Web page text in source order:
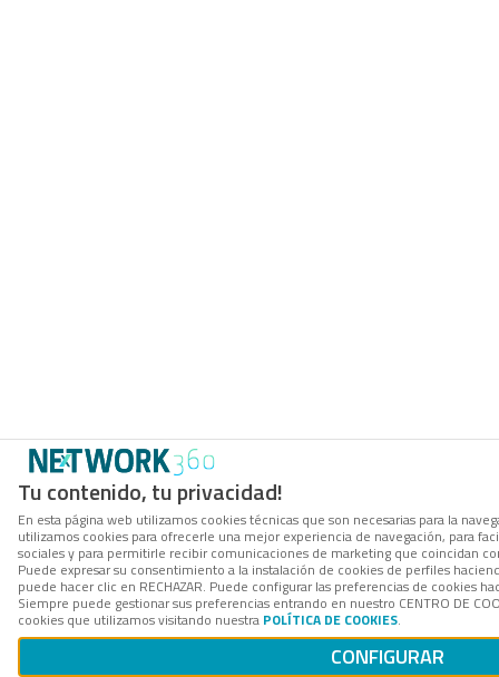
Tu contenido, tu privacidad!
En esta página web utilizamos cookies técnicas que son necesarias para la
utilizamos cookies para ofrecerle una mejor experiencia de navegación, para
sociales y para permitirle recibir comunicaciones de marketing que coincidan
Puede expresar su consentimiento a la instalación de cookies de perfiles
puede hacer clic en RECHAZAR. Puede configurar las preferencias de cookies
Siempre puede gestionar sus preferencias entrando en nuestro CENTRO DE
cookies que utilizamos visitando nuestra POLÍTICA DE COOKIES.
CONFIGURAR